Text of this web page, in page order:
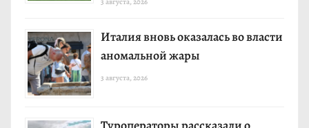
Италия вновь оказалась во власти
аномальной жары
3 августа, 2026